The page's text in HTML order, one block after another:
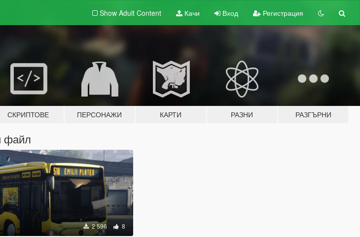
Show Adult Content Качи Вход Регистрация
СКРИПТОВЕ ПЕРСОНАЖИ КАРТИ РАЗНИ РАЗГЪРНИ
файл
2 596 8